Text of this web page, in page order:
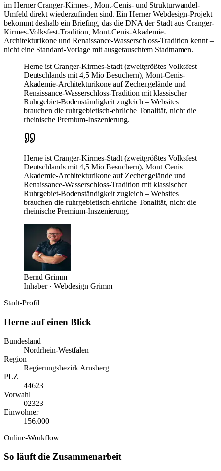
im Herner Cranger-Kirmes-, Mont-Cenis- und Strukturwandel-
Umfeld direkt wiederzufinden sind. Ein Herner Webdesign-Projekt
bekommt deshalb ein Briefing, das die DNA der Stadt aus Cranger-
Kirmes-Volksfest-Tradition, Mont-Cenis-Akademie-
Architekturikone und Renaissance-Wasserschloss-Tradition kennt –
nicht eine Standard-Vorlage mit ausgetauschtem Stadtnamen.
Herne ist Cranger-Kirmes-Stadt (zweitgrößtes Volksfest
Deutschlands mit 4,5 Mio Besuchern), Mont-Cenis-
Akademie-Architekturikone auf Zechengelände und
Renaissance-Wasserschloss-Tradition mit klassischer
Ruhrgebiet-Bodenständigkeit zugleich – Websites
brauchen die ruhrgebietisch-ehrliche Tonalität, nicht die
rheinische Premium-Inszenierung.
Herne ist Cranger-Kirmes-Stadt (zweitgrößtes Volksfest
Deutschlands mit 4,5 Mio Besuchern), Mont-Cenis-
Akademie-Architekturikone auf Zechengelände und
Renaissance-Wasserschloss-Tradition mit klassischer
Ruhrgebiet-Bodenständigkeit zugleich – Websites
brauchen die ruhrgebietisch-ehrliche Tonalität, nicht die
rheinische Premium-Inszenierung.
Bernd Grimm
Inhaber · Webdesign Grimm
Stadt-Profil
Herne auf einen Blick
Bundesland
Nordrhein-Westfalen
Region
Regierungsbezirk Arnsberg
PLZ
44623
Vorwahl
02323
Einwohner
156.000
Online-Workflow
So läuft die Zusammenarbeit